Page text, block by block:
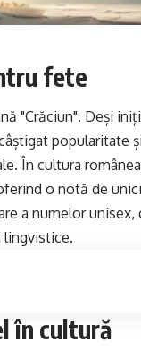
fete
"Crăciun". Deși
popularitate
În cultura
o notă de
a numelor unisex,
lingvistice.
în cultură